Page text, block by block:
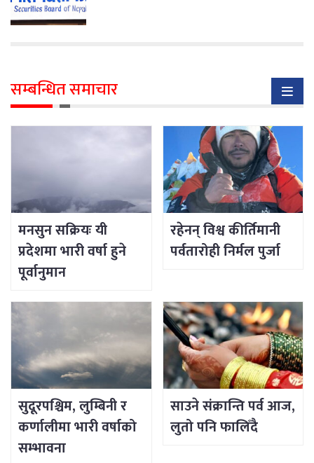
सम्बन्धित समाचार
मनसुन सक्रियः यी
प्रदेशमा भारी वर्षा हुने
पूर्वानुमान
रहेनन् विश्व कीर्तिमानी
पर्वतारोही निर्मल पुर्जा
सुदूरपश्चिम, लुम्बिनी र
कर्णालीमा भारी वर्षाको
सम्भावना
साउने संक्रान्ति पर्व आज,
लुतो पनि फालिँदै